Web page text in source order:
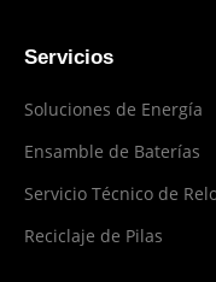
Servicios
Soluciones de Energía
Ensamble de Baterías
Servicio Técnico de
Reciclaje de Pilas